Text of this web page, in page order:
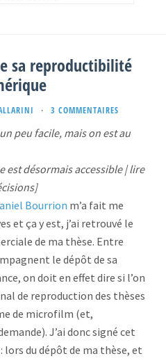
sa reproductibilité
· 3 COMMENTAIRES
peu facile, mais on est au
est désormais accessible | lire
Bourrion m’a fait me
et ça y est, j’ai retrouvé le
de ma thèse. Entre
le dépôt de sa
on doit en effet dire si l’on
de reproduction des thèses
de microfilm (et,
J’ai donc signé cet
lors du dépôt de ma thèse, et